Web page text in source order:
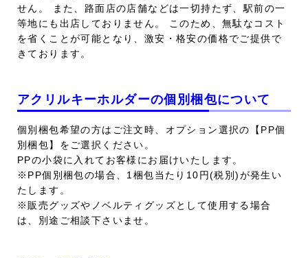
せん。 また、路面店の店舗などは一切持たず、駅前の一
等地にも出店しておりません。 このため、無駄なコスト
を省くことが可能となり、激安・格安の価格でご提供で
きております。
アクリルキーホルダーの個別梱包について
個別梱包希望の方はご注文時、オプション選択の【PP個
別梱包】をご選択ください。
PPの小袋に入れてお客様にお届けいたします。
※PP個別梱包の場合、1梱包当たり10円(税別)が発生い
たします。
※販売グッズやノベルティグッズとして使用する場合
は、別途ご相談下さいませ。